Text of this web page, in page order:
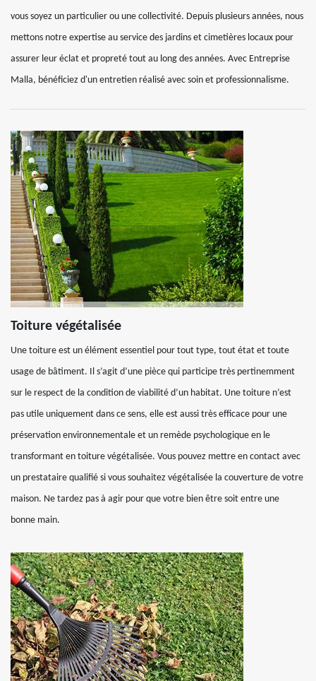
vous soyez un particulier ou une collectivité. Depuis plusieurs années, nous
mettons notre expertise au service des jardins et cimetières locaux pour
assurer leur éclat et propreté tout au long des années. Avec Entreprise
Malla, bénéficiez d'un entretien réalisé avec soin et professionnalisme.
Toiture végétalisée
Une toiture est un élément essentiel pour tout type, tout état et toute
usage de bâtiment. Il s’agit d’une pièce qui participe très pertinemment
sur le respect de la condition de viabilité d’un habitat. Une toiture n’est
pas utile uniquement dans ce sens, elle est aussi très efficace pour une
préservation environnementale et un remède psychologique en le
transformant en toiture végétalisée. Vous pouvez mettre en contact avec
un prestataire qualifié si vous souhaitez végétalisée la couverture de votre
maison. Ne tardez pas à agir pour que votre bien être soit entre une
bonne main.